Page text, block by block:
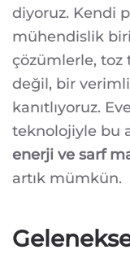
diyoruz. Kendi
mühendislik
çözümlerle, toz
değil, bir
kanıtlıyoruz.
teknolojiyle bu
enerji ve sarf
artık mümkün.